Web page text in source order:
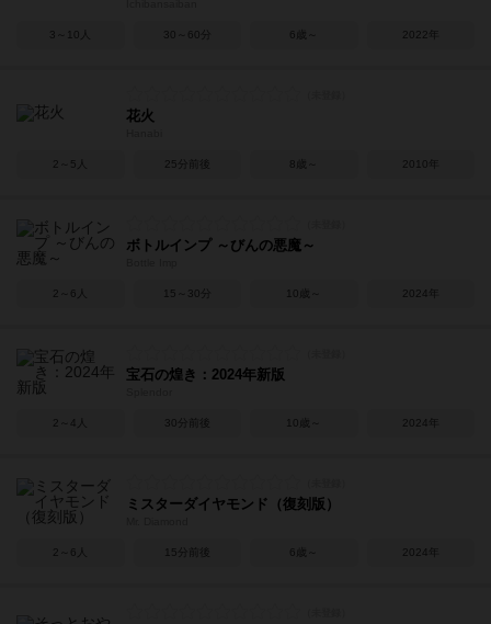
3～10人 30～60分 6歳～ 2022年
花火
2～5人 25分前後 8歳～ 2010年
ボトルインプ ～びんの悪魔～
2～6人 15～30分 10歳～ 2024年
宝石の煌き：2024年新版
2～4人 30分前後 10歳～ 2024年
ミスターダイヤモンド（復刻版）
2～6人 15分前後 6歳～ 2024年